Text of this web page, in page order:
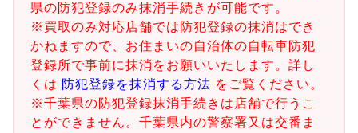
県の防犯登録のみ抹消手続きが可能です。
※買取のみ対応店舗では防犯登録の抹消はでき
かねますので、お住まいの自治体の自転車防犯
登録所で事前に抹消をお願いいたします。詳し
くは 防犯登録を抹消する方法 をご覧ください。
※千葉県の防犯登録抹消手続きは店舗で行うこ
とができません。千葉県内の警察署又は交番ま